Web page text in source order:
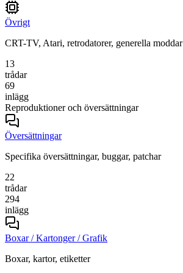
Övrigt
CRT-TV, Atari, retrodatorer, generella moddar
13
trådar
69
inlägg
Reproduktioner och översättningar
Översättningar
Specifika översättningar, buggar, patchar
22
trådar
294
inlägg
Boxar / Kartonger / Grafik
Boxar, kartor, etiketter